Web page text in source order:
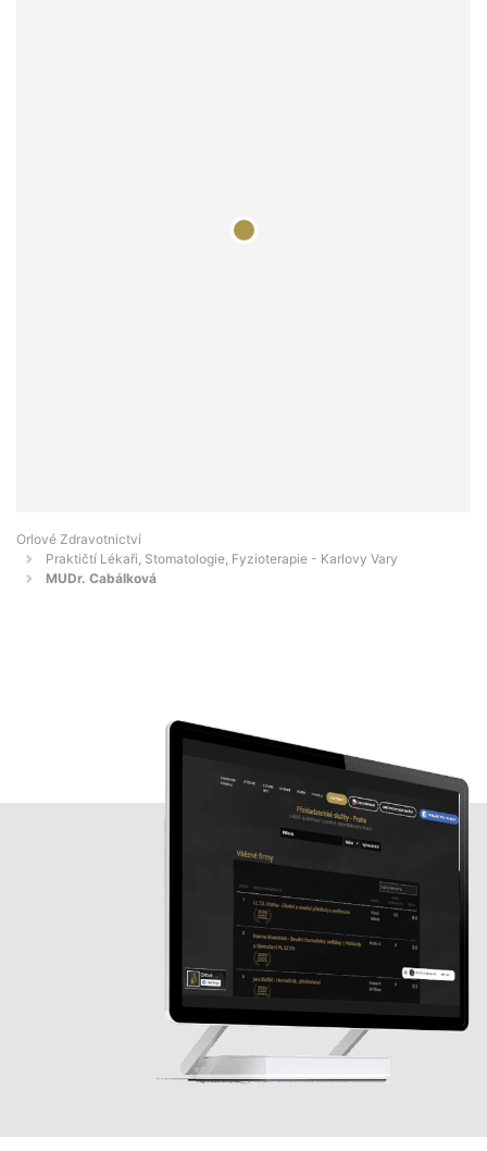
Orlové Zdravotnictví
Praktičtí Lékaři, Stomatologie, Fyzioterapie - Karlovy Vary
MUDr. Cabálková